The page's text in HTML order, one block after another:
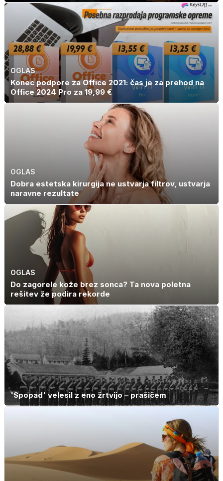
OGLAS
Konec podpore za Office 2021: čas je za prehod na
Office 2024 Pro za 19,99 €
OGLAS
Dobra estetska kirurgija ne ustvarja filtrov, ustvarja
naravne rezultate
OGLAS
Do zagorele kože brez sonca? Ta nova poletna
rešitev že podira rekorde
'Spopad' velesil z eno žrtvijo – prašičem